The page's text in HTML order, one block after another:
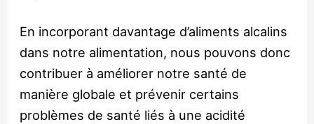
En incorporant davantage d’aliments alcalins
dans notre alimentation, nous pouvons donc
contribuer à améliorer notre santé de
manière globale et prévenir certains
problèmes de santé liés à une acidité